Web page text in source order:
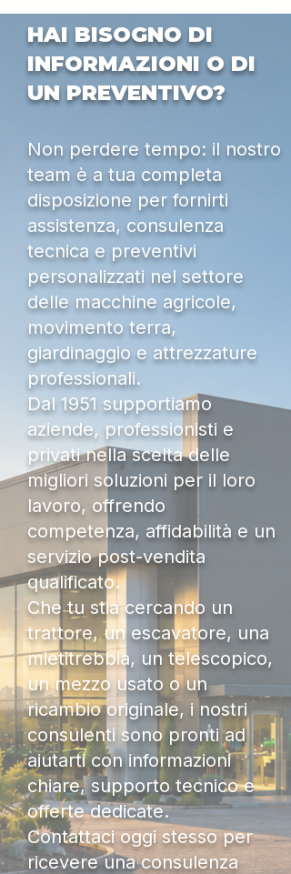
HAI BISOGNO DI
INFORMAZIONI O DI
UN PREVENTIVO?
Non perdere tempo: il nostro
team è a tua completa
disposizione per fornirti
assistenza, consulenza
tecnica e preventivi
personalizzati nel settore
delle macchine agricole,
movimento terra,
giardinaggio e attrezzature
professionali.
Dal 1951 supportiamo
aziende, professionisti e
privati nella scelta delle
migliori soluzioni per il loro
lavoro, offrendo
competenza, affidabilità e un
servizio post-vendita
qualificato.
Che tu stia cercando un
trattore, un escavatore, una
mietitrebbia, un telescopico,
un mezzo usato o un
ricambio originale, i nostri
consulenti sono pronti ad
aiutarti con informazioni
chiare, supporto tecnico e
offerte dedicate.
Contattaci oggi stesso per
ricevere una consulenza